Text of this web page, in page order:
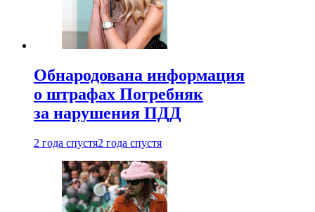
Обнародована информация
о штрафах Погребняк
за нарушения ПДД
2 года спустя2 года спустя